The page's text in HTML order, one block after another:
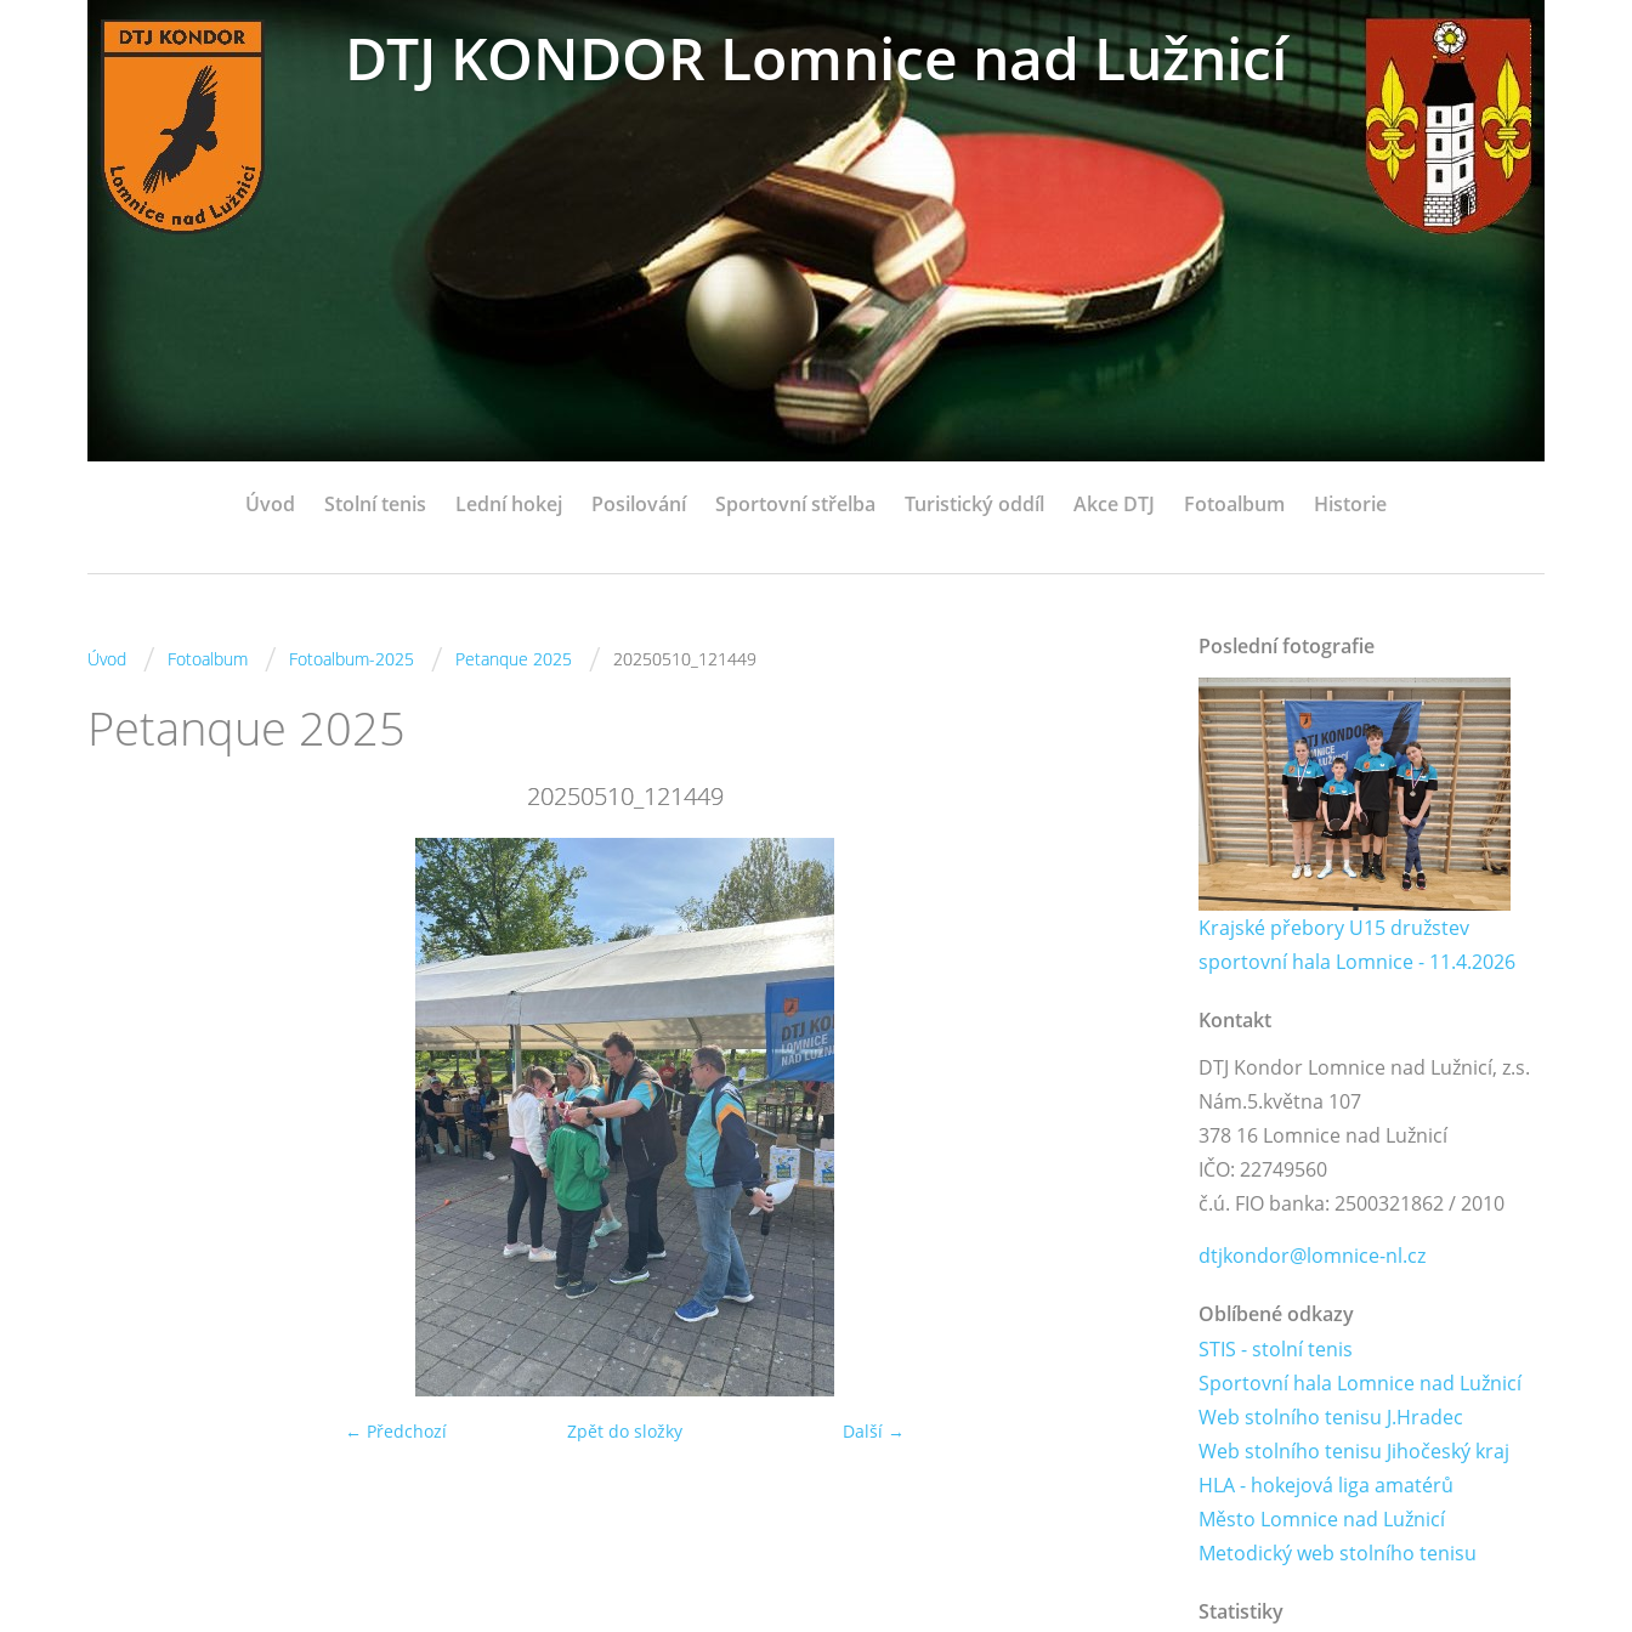
DTJ KONDOR Lomnice nad Lužnicí
Úvod Stolní tenis Lední hokej Posilování Sportovní střelba Turistický oddíl Akce DTJ Fotoalbum Historie
Úvod / Fotoalbum / Fotoalbum-2025 / Petanque 2025 / 20250510_121449
Petanque 2025
20250510_121449
← Předchozí Další →
Zpět do složky
Poslední fotografie
Krajské přebory U15 družstev
sportovní hala Lomnice - 11.4.2026
Kontakt
DTJ Kondor Lomnice nad Lužnicí, z.s.
Nám.5.května 107
378 16 Lomnice nad Lužnicí
IČO: 22749560
č.ú. FIO banka: 2500321862 / 2010
dtjkondor@lomnice-nl.cz
Oblíbené odkazy
STIS - stolní tenis
Sportovní hala Lomnice nad Lužnicí
Web stolního tenisu J.Hradec
Web stolního tenisu Jihočeský kraj
HLA - hokejová liga amatérů
Město Lomnice nad Lužnicí
Metodický web stolního tenisu
Statistiky